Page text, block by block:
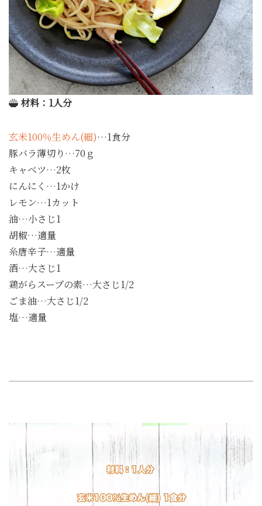
材料：1人分
玄米100％生めん(細)…1食分
豚バラ薄切り…70ｇ
キャベツ…2枚
にんにく…1かけ
レモン…1カット
油…小さじ1
胡椒…適量
糸唐辛子…適量
酒…大さじ1
鶏がらスープの素…大さじ1/2
ごま油…大さじ1/2
塩…適量